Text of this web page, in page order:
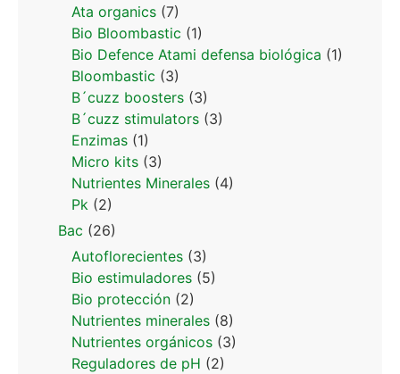
Ata organics (7)
Bio Bloombastic (1)
Bio Defence Atami defensa biológica (1)
Bloombastic (3)
B´cuzz boosters (3)
B´cuzz stimulators (3)
Enzimas (1)
Micro kits (3)
Nutrientes Minerales (4)
Pk (2)
Bac (26)
Autoflorecientes (3)
Bio estimuladores (5)
Bio protección (2)
Nutrientes minerales (8)
Nutrientes orgánicos (3)
Reguladores de pH (2)